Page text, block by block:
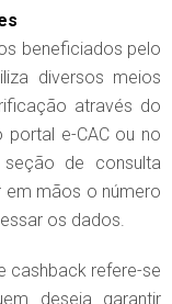
beneficiados pelo
diversos meios
através do
portal e-CAC ou no
de consulta
em mãos o número
os dados.
cashback refere-se
deseja garantir